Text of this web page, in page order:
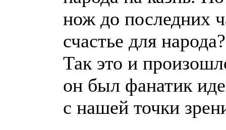
нож до последних
счастье для народа?
Так это и
он был фанатик
с нашей точки